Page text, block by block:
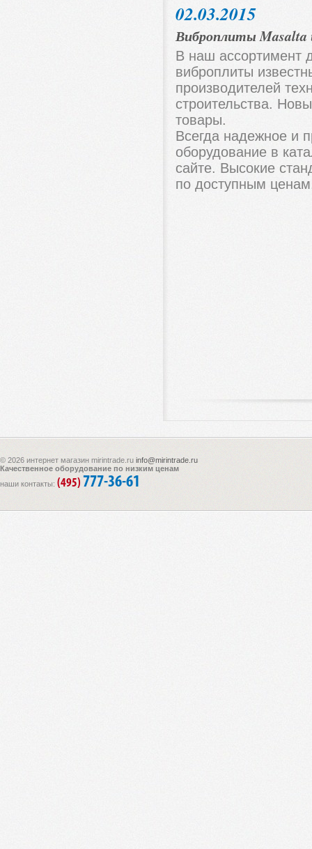
02.03.2015
Виброплиты Masalta
В наш ассортимент
виброплиты
производителей
строительства.
товары.
Всегда надежное и
оборудование в
сайте. Высокие
по доступным
© 2026 интернет магазин mirintrade.ru info@mirintrade.ru
Качественное оборудование по низким ценам
наши контакты: (495) 777-36-61